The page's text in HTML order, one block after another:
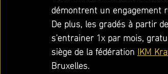
démontrent un engagement
De plus, les gradés à partir
s'entrainer 1x par mois,
siège de la fédération IKM
Bruxelles.